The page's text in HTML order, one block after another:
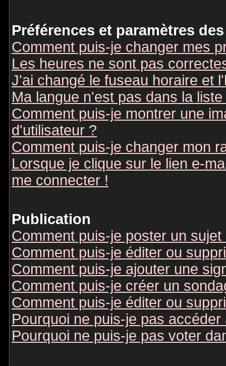
Préférences et paramètres
Comment puis-je changer mes
Les heures ne sont pas
J'ai changé le fuseau horaire et
Ma langue n'est pas dans la liste
Comment puis-je montrer une
d'utilisateur ?
Comment puis-je changer mon
Lorsque je clique sur le lien e-
me connecter !
Publication
Comment puis-je poster un
Comment puis-je éditer ou
Comment puis-je ajouter une
Comment puis-je créer un
Comment puis-je éditer ou
Pourquoi ne puis-je pas accéder
Pourquoi ne puis-je pas voter